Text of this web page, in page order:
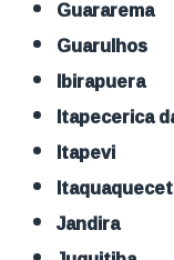
Guararema
Guarulhos
Ibirapuera
Itapecerica
Itapevi
Jandira